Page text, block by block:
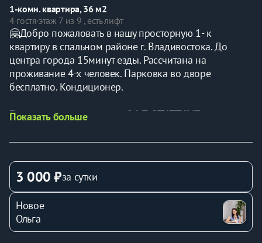
1-комн. квартира, 36 м2
4 гостя·этаж 7 из 9 , есть лифт
🤗Добро пожаловать в нашу просторную 1- к
квартиру в спальном районе г. Владивостока. До
центра города 15минут езды. Рассчитана на
проживание 4-х человек. Парковка во дворе
бесплатно. Кондиционер.
Бесконтактное заселение 24/7. ОТЧЕТНЫЕ
проживания.
✅Спальных мест -4 (двуспальная кровать и
раскладной двуспальный диван).
✅Продуктовый минимаркет находится в соседнем
подъезде. Напротив дома Супермаркет, Аптека. Рядом
с домом расположены две платные парковки для
Показать больше
3 000 ₽за сутки
Новое
Ольга